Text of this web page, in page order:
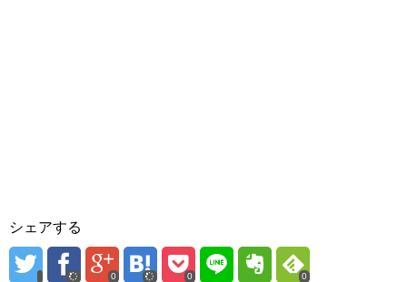
シェアする
0 0 0